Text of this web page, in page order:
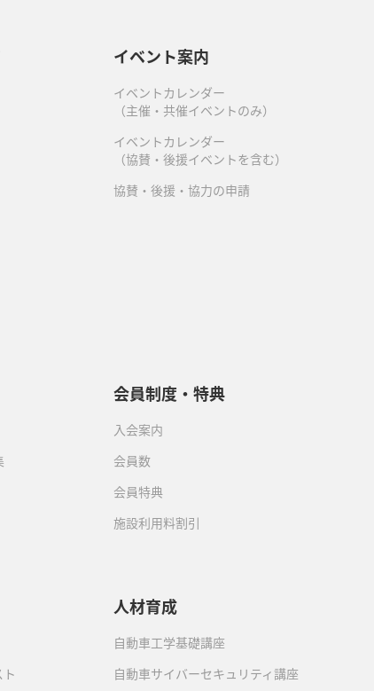
イベント案内
イベントカレンダー
（主催・共催イベントのみ）
イベントカレンダー
（協賛・後援イベントを含む）
協賛・後援・協力の申請
会員制度・特典
入会案内
会員数
会員特典
施設利用料割引
人材育成
自動車工学基礎講座
自動車サイバーセキュリティ講座